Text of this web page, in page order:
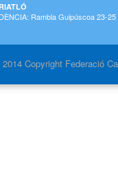
Rambla Guipúscoa 23-25
Copyright Federació